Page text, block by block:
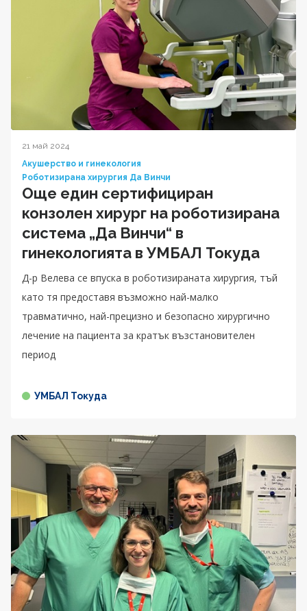
21 май 2024
Акушерство и гинекология
Роботизирана хирургия Да Винчи
Още един сертифициран
конзолен хирург на роботизирана
система „Да Винчи“ в
гинекологията в УМБАЛ Токуда
Д-р Велева се впуска в роботизираната хирургия, тъй
като тя предоставя възможно най-малко
травматично, най-прецизно и безопасно хирургично
лечение на пациента за кратък възстановителен
период
УМБАЛ Токуда